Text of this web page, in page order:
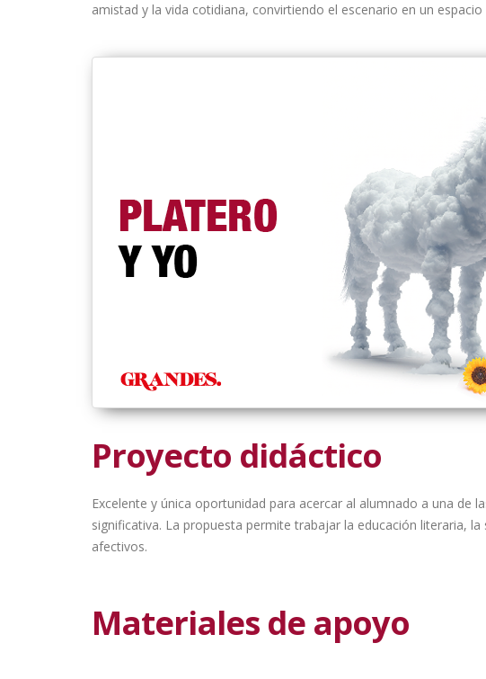
amistad y la vida cotidiana, convirtiendo el escenario en un
Proyecto didáctico
Excelente y única oportunidad para acercar al alumnado a una de
significativa. La propuesta permite trabajar la educación literaria,
afectivos.
Materiales de apoyo